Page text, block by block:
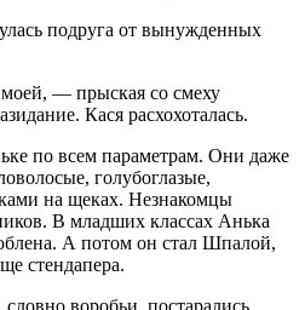
подруга от вынужденных
— прыская со смеху
Кася расхохоталась.
по всем параметрам. Они даже
голубоглазые,
на щеках. Незнакомцы
В младших классах Анька
А потом он стал Шпалой,
стендапера.
воробьи, постарались